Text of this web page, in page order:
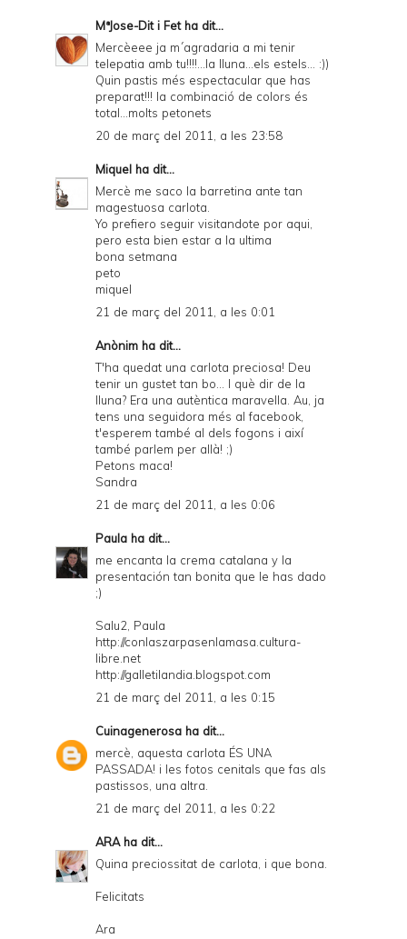
MªJose-Dit i Fetha dit...
Mercèeee ja m´agradaria a mi tenir
telepatia amb tu!!!!...la lluna...els estels... :))
Quin pastis més espectacular que has
preparat!!! la combinació de colors és
total...molts petonets
20 de març del 2011, a les 23:58
Miquel ha dit...
Mercè me saco la barretina ante tan
magestuosa carlota.
Yo prefiero seguir visitandote por aqui,
pero esta bien estar a la ultima
bona setmana
peto
miquel
21 de març del 2011, a les 0:01
Anònim ha dit...
T'ha quedat una carlota preciosa! Deu
tenir un gustet tan bo... I què dir de la
lluna? Era una autèntica maravella. Au, ja
tens una seguidora més al facebook,
t'esperem també al dels fogons i així
també parlem per allà! ;)
Petons maca!
Sandra
21 de març del 2011, a les 0:06
Paula ha dit...
me encanta la crema catalana y la
presentación tan bonita que le has dado
;)
Salu2, Paula
http://conlaszarpasenlamasa.cultura-
libre.net
http://galletilandia.blogspot.com
21 de març del 2011, a les 0:15
Cuinagenerosa ha dit...
mercè, aquesta carlota ÉS UNA
PASSADA! i les fotos cenitals que fas als
pastissos, una altra.
21 de març del 2011, a les 0:22
ARAha dit...
Quina preciossitat de carlota, i que bona.
Felicitats
Ara